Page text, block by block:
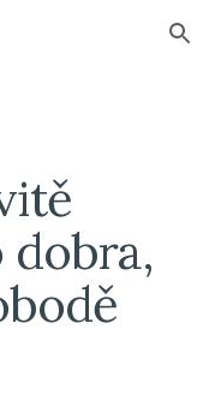
Skip to navigation